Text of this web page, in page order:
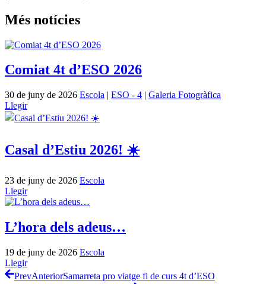
Més notícies
Comiat 4t d’ESO 2026
30 de juny de 2026 Escola | ESO - 4 | Galeria Fotogràfica
Llegir
Casal d’Estiu 2026! ☀️
23 de juny de 2026 Escola
Llegir
L’hora dels adeus…
19 de juny de 2026 Escola
Llegir
PrevAnteriorSamarreta pro viatge fi de curs 4t d’ESO